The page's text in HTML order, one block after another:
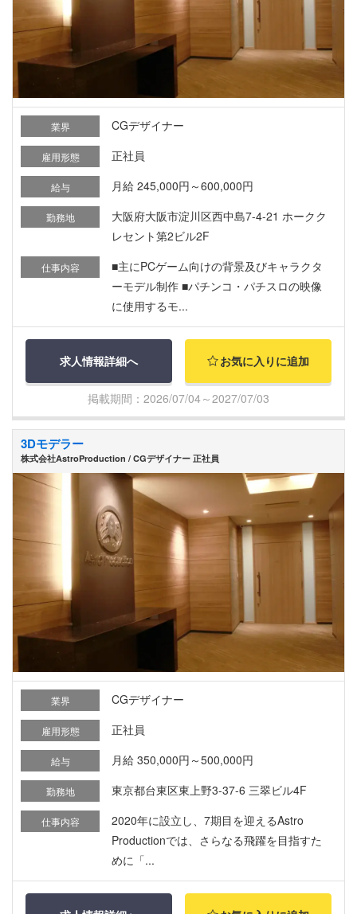
業界 CGデザイナー
雇用形態 正社員
給与 月給 245,000円～600,000円
勤務地
大阪府大阪市淀川区西中島7-4-21 ホークク
レセント第2ビル2F
仕事内容
■主にPCゲーム向けの背景及びキャラクタ
ーモデル制作 ■パチンコ・パチスロの映像
に使用するモ...
求人情報詳細へ お気に入りに追加
掲載期間：2026/07/04～2027/07/03
3Dモデラー
株式会社AstroProduction / CGデザイナー 正社員
業界 CGデザイナー
雇用形態 正社員
給与 月給 350,000円～500,000円
勤務地 東京都台東区東上野3-37-6 三翠ビル4F
仕事内容
2020年に設立し、7期目を迎えるAstro
Productionでは、さらなる飛躍を目指すた
めに「...